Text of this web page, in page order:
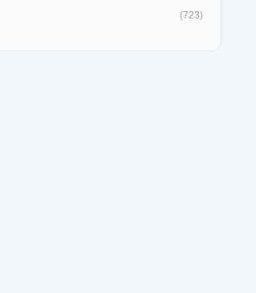
(723)